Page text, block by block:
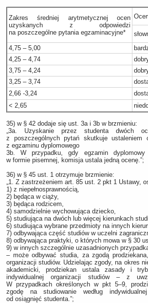
Zakres średniej arytmetycznej ocen
uzyskanych z odpowiedzi
na poszczególne pytania egzaminacyjne*
4,75 – 5,00
4,25 – 4,74
3,75 – 4,24
3,25 – 3,74
2,66 -3,24
< 2,65
35) w § 42 dodaje się ust. 3a i 3b w brzmieniu:
„3a. Uzyskanie przez studenta dwóch
z poszczególnych pytań skutkuje ustaleniem
z egzaminu dyplomowego
3b. W przypadku, gdy egzamin dyplomowy
w formie pisemnej, komisja ustala jedną ocenę.”;
36) w § 45 ust. 1 otrzymuje brzmienie:
„1. Z zastrzeżeniem art. 85 ust. 2 pkt 1 Ustawy,
1) z niepełnosprawnością,
2) będąca w ciąży,
3) będąca rodzicem,
4) samodzielnie wychowująca dziecko,
5) studiująca na dwóch lub więcej kierunkach
6) studiująca wybrane przedmioty na innych
7) odbywająca część studiów w uczelni
8) odbywająca praktyki, o których mowa w § 30
9) w innych szczególnie uzasadnionych
– może odbywać studia, za zgodą prodziekana,
organizacji studiów. Udzielając zgody, na okres
akademicki, prodziekan ustala zasady i tryb
indywidualnej organizacji studiów – z
W przypadkach określonych w pkt 5–9,
zgodę na studiowanie według
od osiągnięć studenta.”;